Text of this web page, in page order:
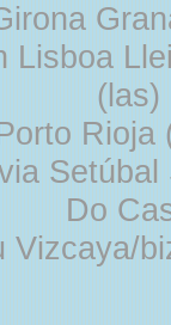
Lisboa
Do
Vizcaya/